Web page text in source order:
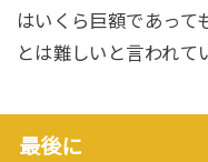
はいくら巨額であって
とは難しいと言われて
最後に